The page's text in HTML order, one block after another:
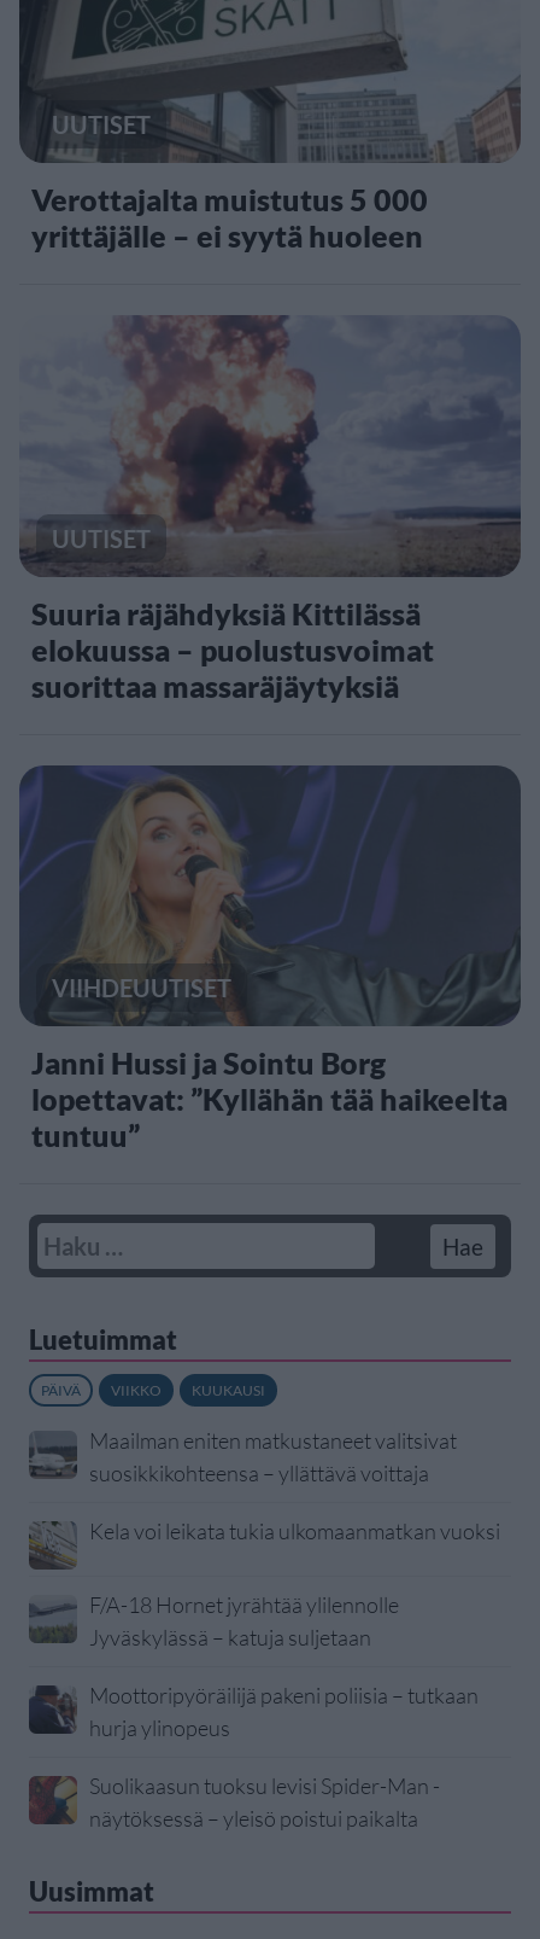
UUTISET
Verottajalta muistutus 5 000
yrittäjälle – ei syytä huoleen
UUTISET
Suuria räjähdyksiä Kittilässä
elokuussa – puolustusvoimat
suorittaa massaräjäytyksiä
VIIHDEUUTISET
Janni Hussi ja Sointu Borg
lopettavat: ”Kyllähän tää haikeelta
tuntuu”
Luetuimmat
PÄIVÄ VIIKKO KUUKAUSI
Maailman eniten matkustaneet valitsivat
suosikkikohteensa – yllättävä voittaja
Kela voi leikata tukia ulkomaanmatkan vuoksi
F/A-18 Hornet jyrähtää ylilennolle
Jyväskylässä – katuja suljetaan
Moottoripyöräilijä pakeni poliisia – tutkaan
hurja ylinopeus
Suolikaasun tuoksu levisi Spider-Man -
näytöksessä – yleisö poistui paikalta
Uusimmat